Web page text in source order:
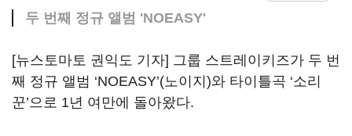
두 번째 정규 앨범 'NOEASY'
[뉴스토마토 권익도 기자] 그룹 스트레이키즈가 두 번
째 정규 앨범 ‘NOEASY’(노이지)와 타이틀곡 ‘소리
꾼’으로 1년 여만에 돌아왔다.